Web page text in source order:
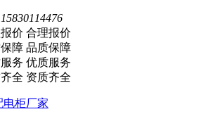
15830114476
合理报价
品质保障
优质服务
资质齐全